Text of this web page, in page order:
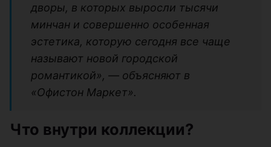
дворы, в которых выросли тысячи
минчан и совершенно особенная
эстетика, которую сегодня все чаще
называют новой городской
романтикой», — объясняют в
«Офистон Маркет».
Что внутри коллекции?